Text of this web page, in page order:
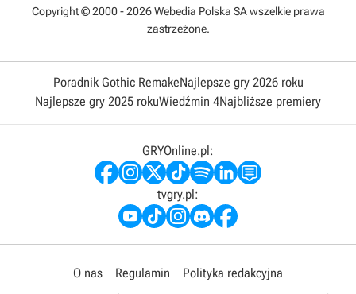
Copyright © 2000 - 2026 Webedia Polska SA wszelkie prawa
zastrzeżone.
Poradnik Gothic RemakeNajlepsze gry 2026 roku
Najlepsze gry 2025 rokuWiedźmin 4Najbliższe premiery
GRYOnline.pl:
tvgry.pl:
O nas Regulamin
Polityka redakcyjna